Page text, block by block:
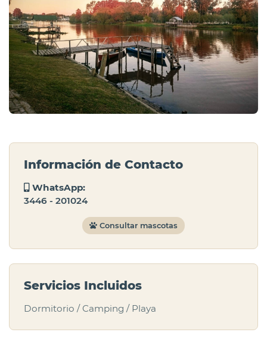
Información de Contacto
WhatsApp:
3446 - 201024
Consultar mascotas
Servicios Incluidos
Dormitorio / Camping / Playa